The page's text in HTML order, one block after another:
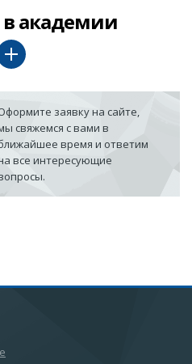
академии
заявку на сайте,
свяжемся с вами в
время и ответим
все интересующие